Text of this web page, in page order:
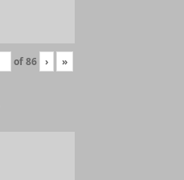
of86 › »